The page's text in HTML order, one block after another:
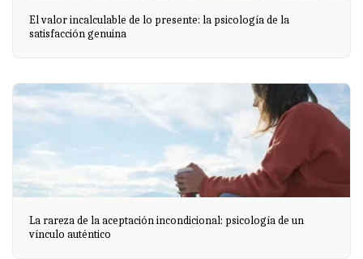
El valor incalculable de lo presente: la psicología de la
satisfacción genuina
La rareza de la aceptación incondicional: psicología de un
vínculo auténtico